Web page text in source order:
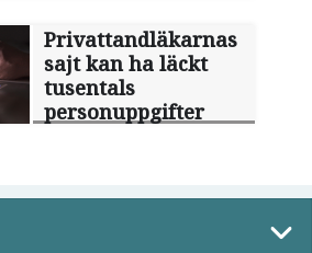
Privattandläkarnas
sajt kan ha läckt
tusentals
personuppgifter